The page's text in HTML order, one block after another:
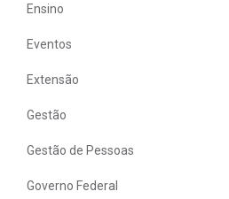
Ensino
Eventos
Extensão
Gestão
Gestão de Pessoas
Governo Federal